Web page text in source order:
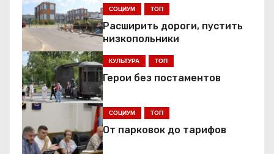
г
а
ц
и
я
п
СОЦИУМ ТОП
Расширить дороги, пустить
низкопольники
КУЛЬТУРА ТОП
Герои без постаментов
СОЦИУМ ТОП
От парковок до тарифов